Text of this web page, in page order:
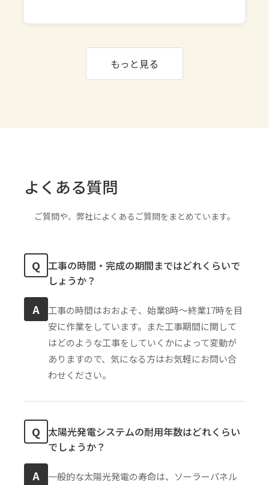
もっと見る
よくある質問
ご質問や、弊社によくあるご質問をまとめています。
Q 工事の時間・完成の期間まではどれくらいで
しょうか？
A
工事の時間はおおよそ、始業8時〜終業17時を目
安に作業をしています。また工事期間に関して
はどのような工事をしていくかによって変動が
ありますので、気になる方はお気軽にお問い合
わせください。
Q 太陽光発電システムの耐用年数はどれくらい
でしょうか？
A
一般的な太陽光発電の寿命は、ソーラーパネル